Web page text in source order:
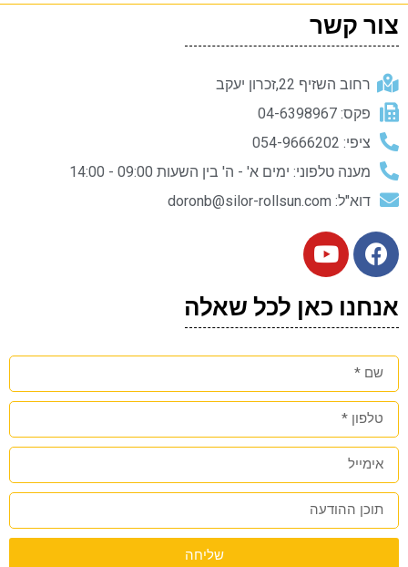
צור קשר
רחוב השזיף 22,זכרון יעקב
פקס: 04-6398967
ציפי: 054-9666202
מענה טלפוני: ימים א' - ה' בין השעות 09:00 - 14:00
דוא"ל: doronb@silor-rollsun.com
אנחנו כאן לכל שאלה
שליחה